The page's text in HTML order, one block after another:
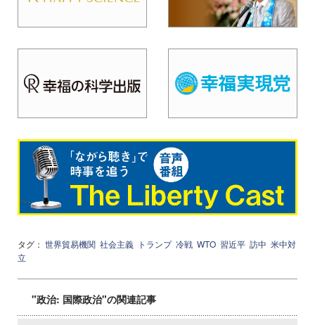
タグ： 世界貿易機関 社会主義 トランプ 冷戦 WTO 習近平 訪中 米中対
立
"政治: 国際政治"の関連記事